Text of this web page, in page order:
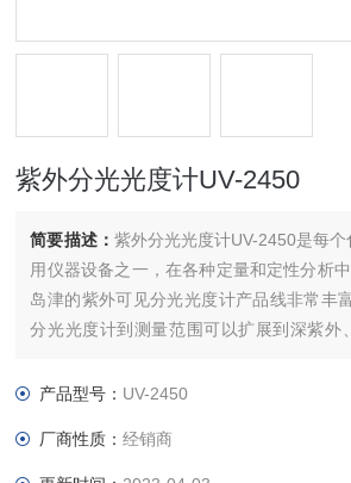
紫外分光光度计UV-2450
简要描述： 紫外分光光度计UV-2450是每
用仪器设备之一，在各种定量和定性分析
岛津的紫外可见分光光度计产品线非常丰
分光光度计到测量范围可以扩展到深紫外
件UVProbe结合，可以具备*的功能。小光
产品型号： UV-2450
厂商性质：经销商